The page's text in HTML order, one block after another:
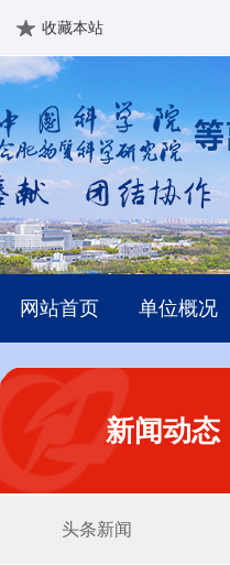
收藏本站
网站首页 单位概况
新闻动态
头条新闻